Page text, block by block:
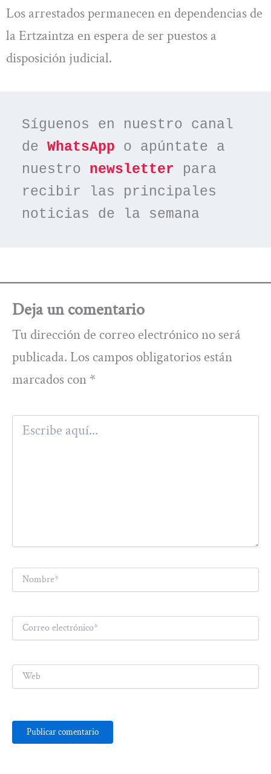
Los arrestados permanecen en dependencias de
la Ertzaintza en espera de ser puestos a
disposición judicial.
Síguenos en nuestro canal
de WhatsApp o apúntate a
nuestro newsletter para
recibir las principales
noticias de la semana
Deja un comentario
Tu dirección de correo electrónico no será
publicada. Los campos obligatorios están
marcados con *
Escribe
aquí...
Nombre*
Correo
electrónico*
Web